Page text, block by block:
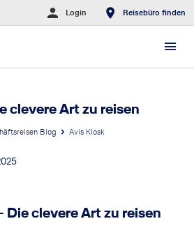
Login Reisebüro finden
clevere Art zu reisen
Blog Avis Kiosk
Die clevere Art zu reisen